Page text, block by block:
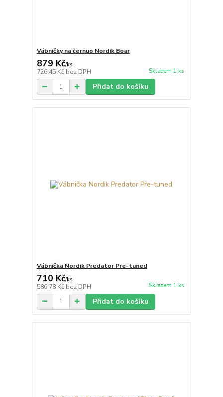
Vábničky na černuo Nordik Boar
879 Kč/ks
726,45 Kč bez DPH Skladem 1 ks
Přidat do košíku
Vábnička Nordik Predator Pre-tuned
710 Kč/ks
586,78 Kč bez DPH Skladem 1 ks
Přidat do košíku